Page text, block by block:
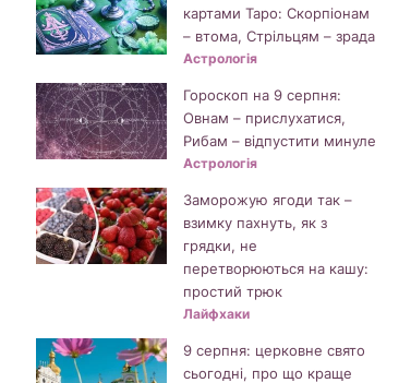
картами Таро: Скорпіонам
– втома, Стрільцям – зрада
Астрологія
Гороскоп на 9 серпня:
Овнам – прислухатися,
Рибам – відпустити минуле
Астрологія
Заморожую ягоди так –
взимку пахнуть, як з
грядки, не
перетворюються на кашу:
простий трюк
Лайфхаки
9 серпня: церковне свято
сьогодні, про що краще